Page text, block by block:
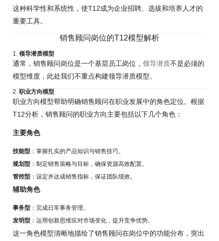
这种科学性和系统性，使T12成为企业招聘、选拔和培养人才的
重要工具。
销售顾问岗位的T12模型解析
1.领导潜质模型
通常，销售顾问岗位是一个基层员工岗位，领导潜质不是必须的
模型维度，此处我们不重点构建领导潜质模型。
2.职业方向模型
职业方向模型帮助明确销售顾问在职业发展中的角色定位。根据
T12分析，销售顾问的职业方向主要包括以下几个角色：
主要角色
技能型 ：掌握扎实的产品知识与销售技巧。
规划型 ：制定销售策略与目标，确保资源高效配置。
管控型 ：设定并达成销售指标，保证团队绩效。
辅助角色
事务型 ：完成日常事务管理。
发明型 ：运用创新思维应对市场变化，提升竞争优势。
这一角色模型清晰地描绘了销售顾问在岗位中的功能分布，突出